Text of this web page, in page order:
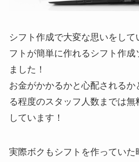
シフト作成で大変な思いをして
フトが簡単に作れるシフト作成
ました！
お金がかかるかと心配されるか
る程度のスタッフ人数までは無
しています！
実際ボクもシフトを作っていた